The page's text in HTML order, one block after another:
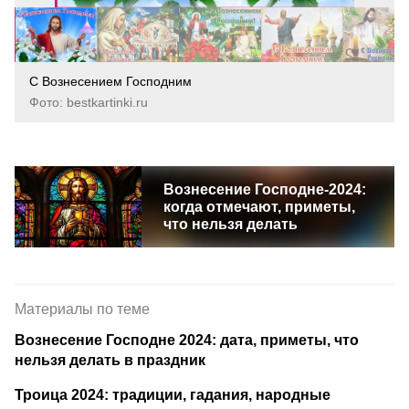
С Вознесением Господним
Фото: bestkartinki.ru
Вознесение Господне-2024:
когда отмечают, приметы,
что нельзя делать
Материалы по теме
Вознесение Господне 2024: дата, приметы, что
нельзя делать в праздник
Троица 2024: традиции, гадания, народные